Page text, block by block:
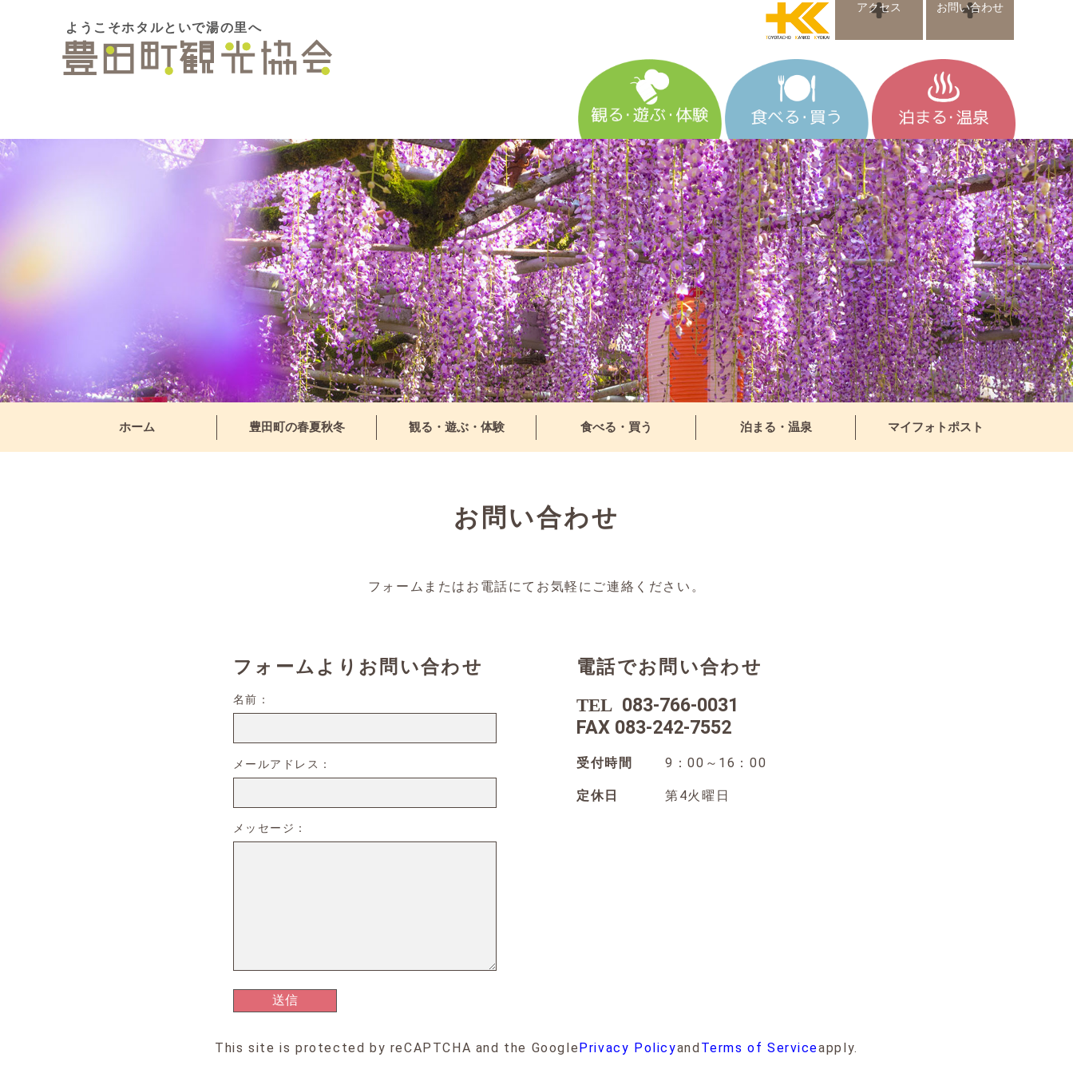
アクセス お問い合わせ
ようこそホタルといで湯の里へ
ホーム 豊田町の春夏秋冬 観る・遊ぶ・体験 食べる・買う 泊まる・温泉 マイフォトポスト
お問い合わせ
フォームまたはお電話にてお気軽にご連絡ください。
フォームよりお問い合わせ
名前：
メールアドレス：
メッセージ：
電話でお問い合わせ
083-766-0031
083-242-7552
受付時間 9：00～16：00
定休日 第4火曜日
This site is protected by reCAPTCHA and the Google Privacy Policyand Terms of Serviceapply.